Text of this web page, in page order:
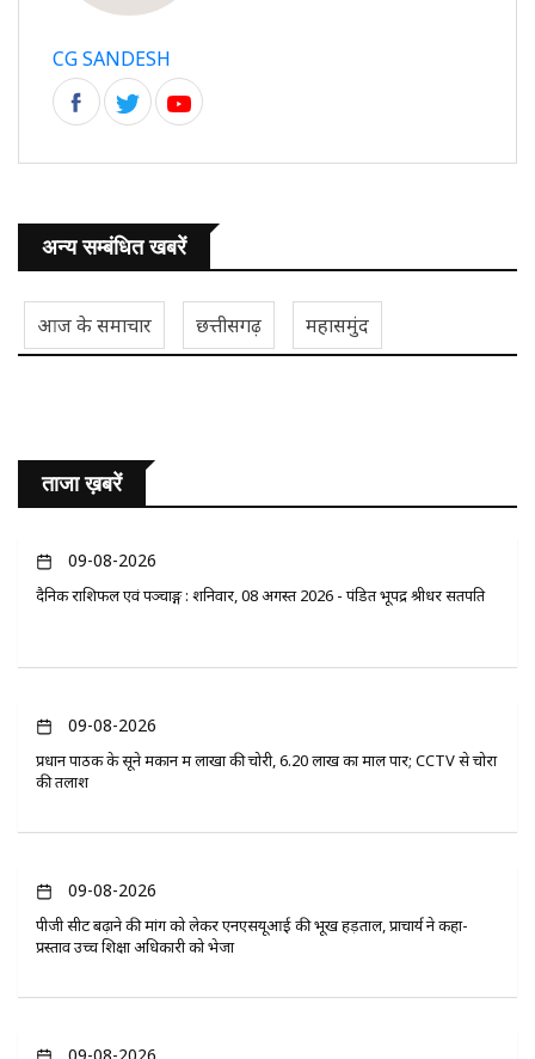
CG SANDESH
अन्य सम्बंधित खबरें
आज के समाचार छत्तीसगढ़ महासमुंद
ताजा ख़बरें
09-08-2026
दैनिक राशिफल एवं पञ्चाङ्ग : शनिवार, 08 अगस्त 2026 - पंडित भूपेंद्र श्रीधर सतपति
09-08-2026
प्रधान पाठक के सूने मकान में लाखों की चोरी, 6.20 लाख का माल पार; CCTV से चोरों
की तलाश
09-08-2026
पीजी सीट बढ़ाने की मांग को लेकर एनएसयूआई की भूख हड़ताल, प्राचार्य ने कहा-
प्रस्ताव उच्च शिक्षा अधिकारी को भेजा